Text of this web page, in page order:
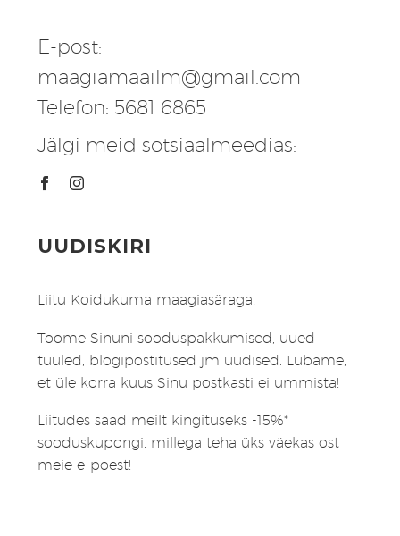
E-post:
maagiamaailm@gmail.com
Telefon: 5681 6865
Jälgi meid sotsiaalmeedias:
UUDISKIRI
Liitu Koidukuma maagiasäraga!
Toome Sinuni sooduspakkumised, uued
tuuled, blogipostitused jm uudised. Lubame,
et üle korra kuus Sinu postkasti ei ummista!
Liitudes saad meilt kingituseks -15%*
sooduskupongi, millega teha üks väekas ost
meie e-poest!